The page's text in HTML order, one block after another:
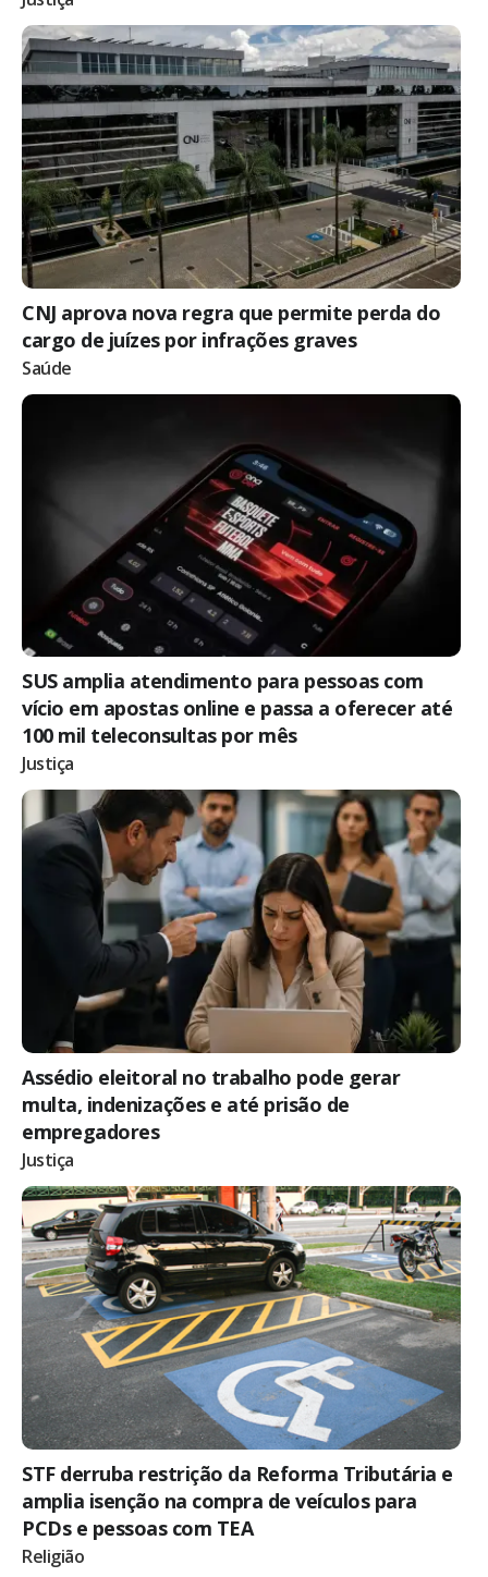
CNJ aprova nova regra que permite perda do
cargo de juízes por infrações graves
Saúde
SUS amplia atendimento para pessoas com
vício em apostas online e passa a oferecer até
100 mil teleconsultas por mês
Justiça
Assédio eleitoral no trabalho pode gerar
multa, indenizações e até prisão de
empregadores
Justiça
STF derruba restrição da Reforma Tributária e
amplia isenção na compra de veículos para
PCDs e pessoas com TEA
Religião